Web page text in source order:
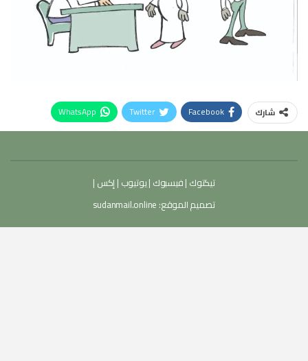
شارك Facebook
Twitter
WhatsApp
تيكتوك |فيسبوك |يوتيوب |إكس |
تصميم الموقع: sudanmail.online